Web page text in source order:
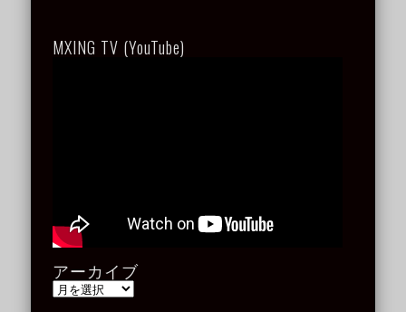
MXING TV (YouTube)
アーカイブ
ア
ー